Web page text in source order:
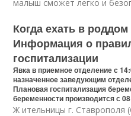
малыш сможет легко и
Когда ехать в
Информация о
госпитализации
Явка в приемное отделение с
назначенное заведующим
Плановая госпитализация
беременности производится с
Ж ительницы г. Ставрополя